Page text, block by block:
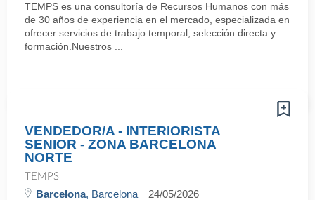
TEMPS es una consultoría de Recursos Humanos con más
de 30 años de experiencia en el mercado, especializada en
ofrecer servicios de trabajo temporal, selección directa y
formación.Nuestros ...
VENDEDOR/A - INTERIORISTA
SENIOR - ZONA BARCELONA
NORTE
TEMPS
Barcelona, Barcelona 24/05/2026